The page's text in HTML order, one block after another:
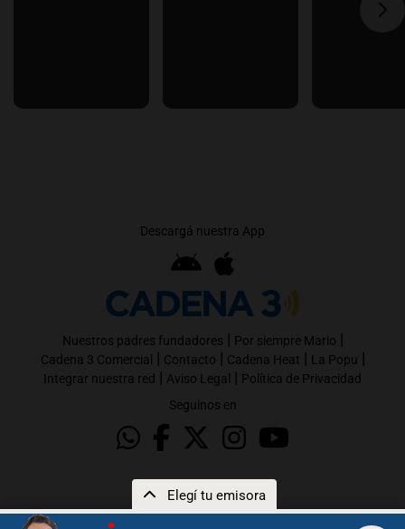
Elegí tu emisora
Descargá nuestra App
Nuestros padres fundadores | Por siempre Mario |
Cadena 3 Comercial | Contacto | Cadena Heat | La Popu |
Integrar nuestra red | Aviso Legal | Política de Privacidad
Seguinos en